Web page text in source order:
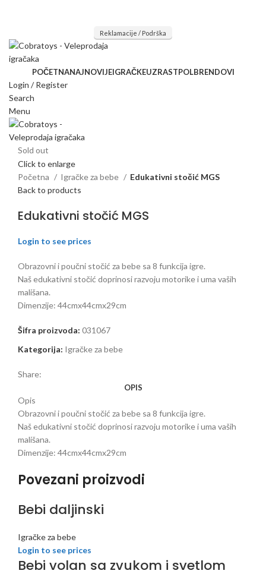
Reklamacije / Podrška
POČETNANAJNOVIJEIGRAČKEUZRASTPOLBRENDOVI
Login / Register
Search
Menu
Sold out
Click to enlarge
Početna
Igračke za bebe
Edukativni stočić MGS
Back to products
Edukativni stočić MGS
Login to see prices
Obrazovni i poučni stočić za bebe sa 8 funkcija igre.
Naš edukativni stočić doprinosi razvoju motorike i uma vaših
mališana.
Dimenzije: 44cmx44cmx29cm
Šifra proizvoda: 031067
Kategorija: Igračke za bebe
Share:
OPIS
Opis
Obrazovni i poučni stočić za bebe sa 8 funkcija igre.
Naš edukativni stočić doprinosi razvoju motorike i uma vaših
mališana.
Dimenzije: 44cmx44cmx29cm
Povezani proizvodi
Bebi daljinski
Igračke za bebe
Login to see prices
Bebi volan sa zvukom i svetlom